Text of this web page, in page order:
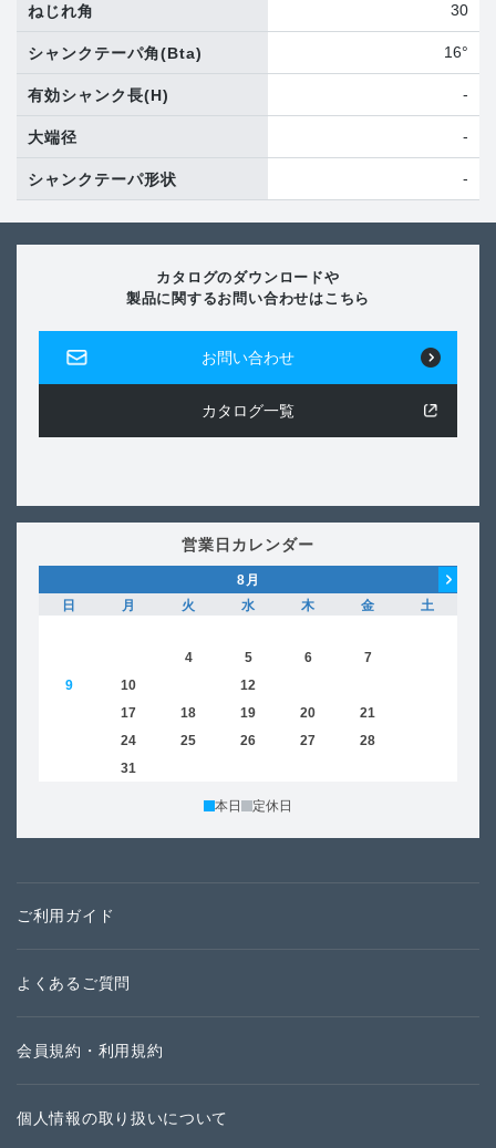
ねじれ角 30
シャンクテーパ角(Bta) 16°
有効シャンク長(H) -
大端径 -
シャンクテーパ形状 -
カタログのダウンロードや
製品に関するお問い合わせはこちら
お問い合わせ
カタログ一覧
営業日カレンダー
8 月
日
月 火 水 木 金
土
4 5 6 7
9
10 12
17 18 19 20 21
24 25 26 27 28
31
本日 定休日
ご利用ガイド
よくあるご質問
会員規約・利用規約
個人情報の取り扱いについて